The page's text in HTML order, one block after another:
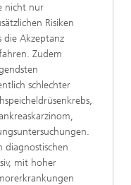
nicht nur
Risiken
die Akzeptanz
Zudem
schlechter
diagnostischen
mit hoher